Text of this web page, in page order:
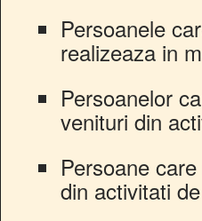
Persoanele
realizeaza in
Persoanelor
venituri din
Persoane
din activitati